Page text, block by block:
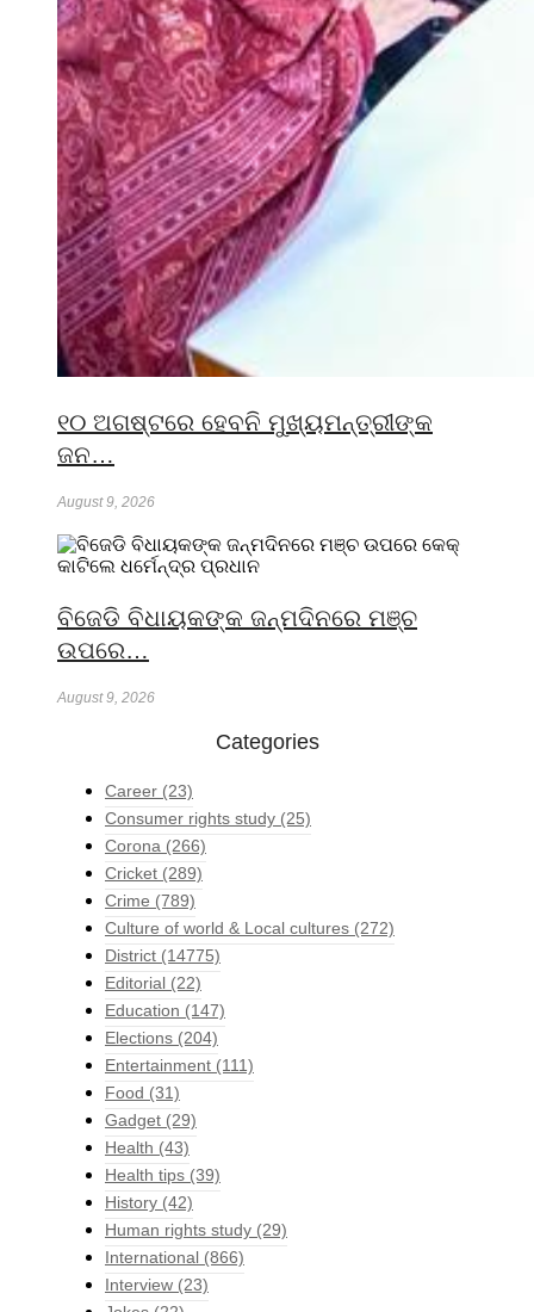
୧୦ ଅଗଷ୍ଟରେ ହେବନି ମୁଖ୍ୟମନ୍ତ୍ରୀଙ୍କ
ଜନ…
August 9, 2026
ବିଜେଡି ବିଧାୟକଙ୍କ ଜନ୍ମଦିନରେ ମଞ୍ଚ
ଉପରେ…
August 9, 2026
Categories
Career (23)
Consumer rights study (25)
Corona (266)
Cricket (289)
Crime (789)
Culture of world & Local cultures (272)
District (14775)
Editorial (22)
Education (147)
Elections (204)
Entertainment (111)
Food (31)
Gadget (29)
Health (43)
Health tips (39)
History (42)
Human rights study (29)
International (866)
Interview (23)